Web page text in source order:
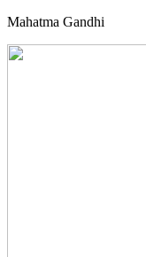
Mahatma Gandhi